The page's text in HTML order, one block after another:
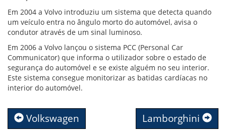
Em 2004 a Volvo introduziu um sistema que detecta quando
um veículo entra no ângulo morto do automóvel, avisa o
condutor através de um sinal luminoso.
Em 2006 a Volvo lançou o sistema PCC (Personal Car
Communicator) que informa o utilizador sobre o estado de
segurança do automóvel e se existe alguém no seu interior.
Este sistema consegue monitorizar as batidas cardíacas no
interior do automóvel.
Volkswagen Lamborghini